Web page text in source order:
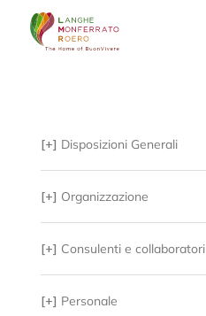
[+] Disposizioni Generali
[+] Organizzazione
[+] Consulenti e collaboratori
[+] Personale